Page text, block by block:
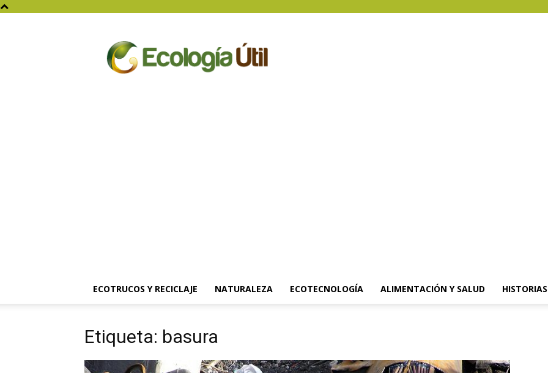
Util
ECOTRUCOS Y RECICLAJE NATURALEZA ECOTECNOLOGÍA ALIMENTACIÓN Y SALUD
Etiqueta: basura